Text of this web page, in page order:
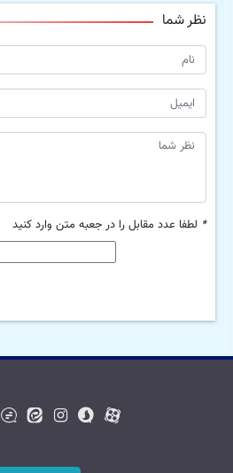
نظر شما
* لطفا عدد مقابل را در جعبه متن وارد کنید